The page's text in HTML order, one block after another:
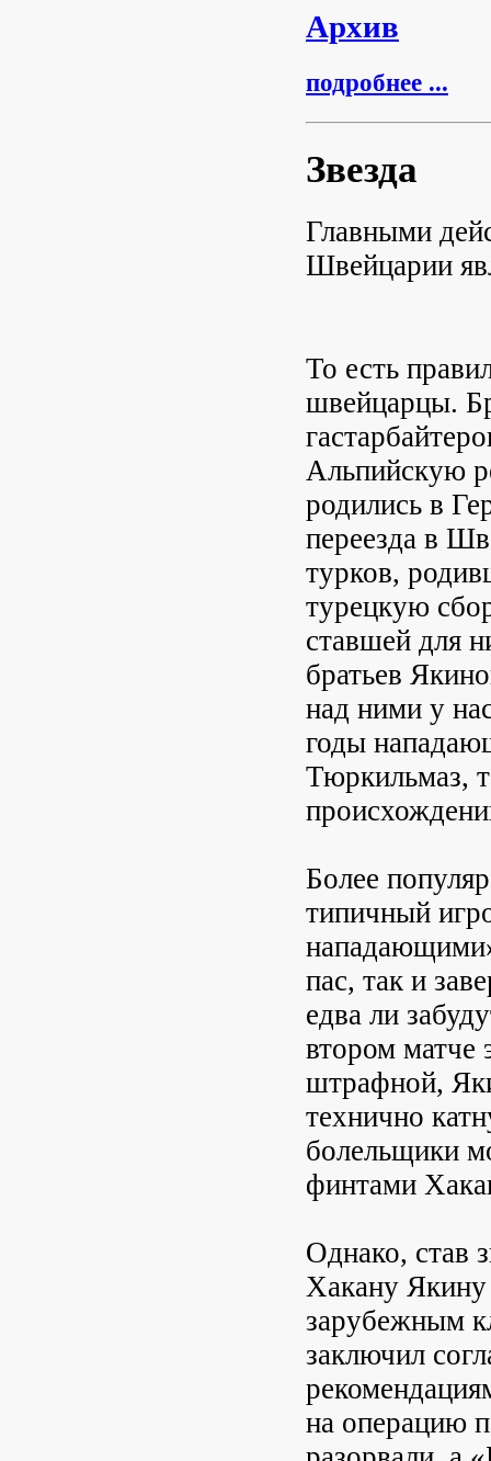
Архив
подробнее ...
Звезда
Главными
Швейцарии
То есть
швейцарцы.
Альпийскую
родились в
переезда в
турков,
турецкую
ставшей для
братьев
над ними у
годы
Тюркильмаз,
Более
типичный
пас, так и
едва ли
втором матче
штрафной,
технично
болельщики
финтами
Однако, став
Хакану Якину
зарубежным
заключил
на операцию